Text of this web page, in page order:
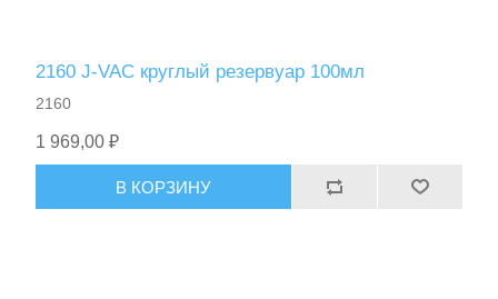
2160 J-VAC круглый резервуар 100мл
2160
1 969,00 ₽
В КОРЗИНУ